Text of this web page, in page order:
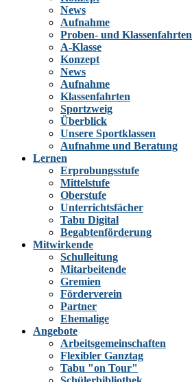
News
Aufnahme
Proben- und Klassenfahrten
A-Klasse
Konzept
News
Aufnahme
Klassenfahrten
Sportzweig
Überblick
Unsere Sportklassen
Aufnahme und Beratung
Lernen
Erprobungsstufe
Mittelstufe
Oberstufe
Unterrichtsfächer
Tabu Digital
Begabtenförderung
Mitwirkende
Schulleitung
Mitarbeitende
Gremien
Förderverein
Partner
Ehemalige
Angebote
Arbeitsgemeinschaften
Flexibler Ganztag
Tabu "on Tour"